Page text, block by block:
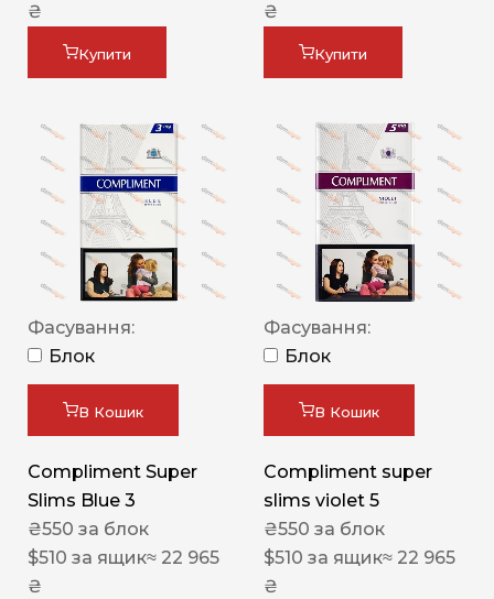
₴
Купити
₴
Купити
Фасування:
Блок
В Кошик
Compliment Super
Slims Blue 3
₴550 за блок
$510 за ящик≈ 22 965
₴
Фасування:
Блок
В Кошик
Compliment super
slims violet 5
₴550 за блок
$510 за ящик≈ 22 965
₴